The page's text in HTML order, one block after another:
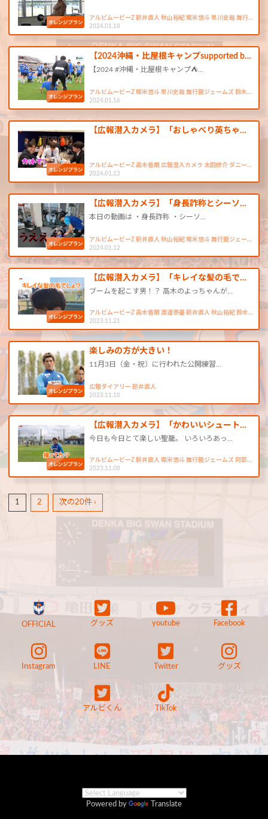
アルビムービーZ 新井直人 秋山裕紀 堀米悠斗 早川史哉 舞行…
2024.01.18
【2024沖縄・比屋根キャンプsupported b…
【2024 #沖縄・比屋根キャンプ⛺…
アルビムービーZ 堀米悠斗 早川史哉 舞行龍ジェームズ 鈴木…
2024.01.16
【広報潜入カメラ】「おしゃべり英ちゃ…
アルビムービーZ 高木善朗 広報潜入カメラ 太田修介 ダニー…
2024.01.13
【広報潜入カメラ】「身長詐称とシーソ…
本日の動画は ・身長詐称 ・シーソ…
アルビムービーZ 新井直人 秋山裕紀 堀米悠斗 舞行龍ジェー…
2024.01.12
【広報潜入カメラ】「キレイな髪の毛で…
ブームを起こす男！？ 高木のよっちゃんが…
アルビムービーZ 高木善朗 渡邊泰基 新井直人 秋山裕紀 鈴木…
2023.11.21
楽しみの方が大きい！
11月3日（金・祝）に行われた公開練習…
広報ダイアリー 新井直人
2023.11.10
【広報潜入カメラ】「かわいいシュート…
今日も今日とて楽しい聖籠。 いろいろあっ…
アルビムービーZ 新井直人 堀米悠斗 舞行龍ジェームズ 阿部…
2023.11.08
1 2 次の20件 ›
OFFICIAL グッズ youtube Facebook
Instagram LINE Twitter グッズ
アルビくん TikTok
Powered by Translate